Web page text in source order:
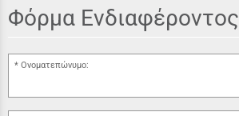
Φόρμα Ενδιαφέροντος
Ονοματεπώνυμο: